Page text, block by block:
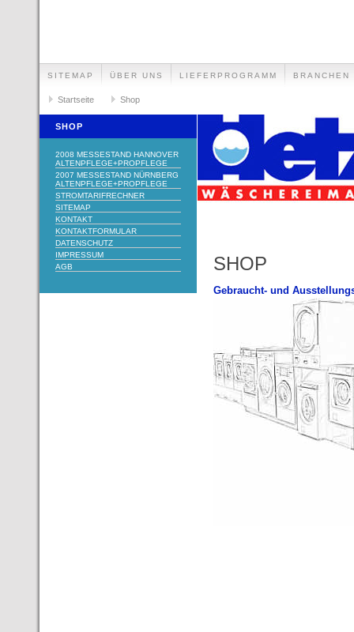
SITEMAP ÜBER UNS LIEFERPROGRAMM BRANCHEN
Startseite Shop
SHOP
2008 MESSESTAND HANNOVER
ALTENPFLEGE+PROPFLEGE
2007 MESSESTAND NÜRNBERG
ALTENPFLEGE+PROPFLEGE
STROMTARIFRECHNER
SITEMAP
KONTAKT
KONTAKTFORMULAR
DATENSCHUTZ
IMPRESSUM
AGB
SHOP
Gebraucht- und